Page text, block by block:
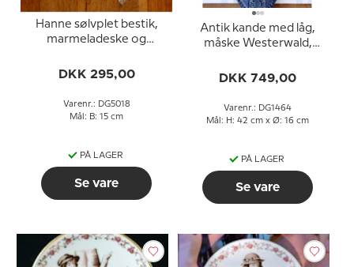
Hanne sølvplet bestik,
marmeladeske og
DKK 295,00
Varenr.: DG5018
Mål: B: 15 cm
PÅ LAGER
Se vare
Antik kande med låg,
måske Westerwald,
DKK 749,00
Varenr.: DG1464
Mål: H: 42 cm x Ø: 16 cm
PÅ LAGER
Se vare